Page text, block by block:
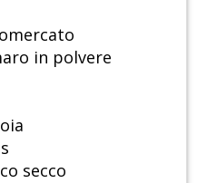
in polvere
secco